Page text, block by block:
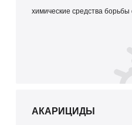
химические средства
АКАРИЦИДЫ